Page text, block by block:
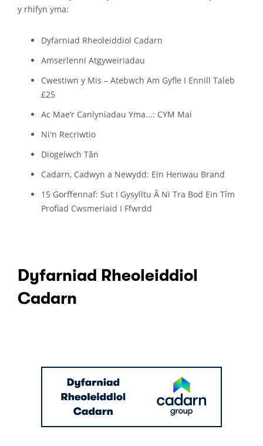
y rhifyn yma:
Dyfarniad Rheoleiddiol Cadarn
Amserlenni Atgyweiriadau
Cwestiwn y Mis – Atebwch Am Gyfle I Ennill Taleb
£25
Ac Mae’r Canlyniadau Yma...: CYM Mai
Ni'n Recriwtio
Diogelwch Tân
Cadarn, Cadwyn a Newydd: Ein Henwau Brand
15 Gorffennaf: Sut I Gysylltu Â Ni Tra Bod Ein Tîm
Profiad Cwsmeriaid I Ffwrdd
Dyfarniad Rheoleiddiol
Cadarn